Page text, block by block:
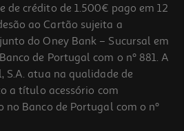
de crédito de 1.500€ pago em 12
ao Cartão sujeita a
do Oney Bank – Sucursal em
de Portugal com o nº 881. A
S.A. atua na qualidade de
a título acessório com
no Banco de Portugal com o nº